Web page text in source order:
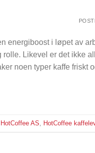
energiboost i løpet av
Likevel er det ikke
noen typer kaffe friskt
HotCoffee AS HotCoffee